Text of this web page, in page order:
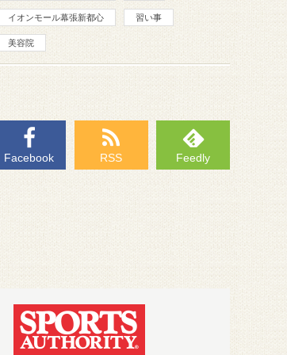
イオンモール幕張新都心 習い事
美容院
Facebook RSS Feedly